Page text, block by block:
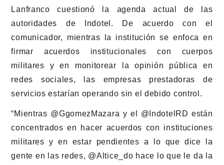
Lanfranco cuestionó la agenda actual de las
autoridades de Indotel. De acuerdo con el
comunicador, mientras la institución se enfoca en
firmar acuerdos institucionales con cuerpos
militares y en monitorear la opinión pública en
redes sociales, las empresas prestadoras de
servicios estarían operando sin el debido control.
“Mientras @GgomezMazara y el @IndotelRD están
concentrados en hacer acuerdos con instituciones
militares y en estar pendientes a lo que dice la
gente en las redes, @Altice_do hace lo que le da la